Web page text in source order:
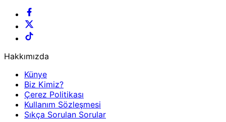
Hakkımızda
Künye
Biz Kimiz?
Çerez Politikası
Kullanım Sözleşmesi
Sıkça Sorulan Sorular